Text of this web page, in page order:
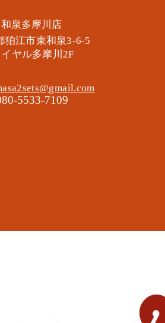
​和泉多摩川店
狛江市東和泉3-6-5
イヤル多摩川2F
5533-7109